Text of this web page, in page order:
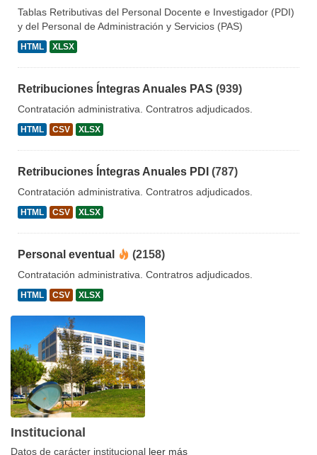
Tablas Retributivas del Personal Docente e Investigador (PDI)
y del Personal de Administración y Servicios (PAS)
HTML XLSX
Retribuciones Íntegras Anuales PAS (939)
Contratación administrativa. Contratros adjudicados.
HTML CSV XLSX
Retribuciones Íntegras Anuales PDI (787)
Contratación administrativa. Contratros adjudicados.
HTML CSV XLSX
Personal eventual (2158)
Contratación administrativa. Contratros adjudicados.
HTML CSV XLSX
Institucional
Datos de carácter institucional leer más